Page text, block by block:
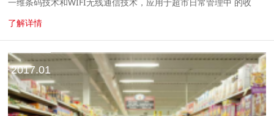
一维条码技术和WIFI无线通信技术，应用于超市日常管理中 的收
货、出库、盘点、预收银和价格查询环节，实时与后台进行通
了解详情
2017.01